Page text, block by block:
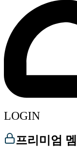
LOGIN
프리미엄